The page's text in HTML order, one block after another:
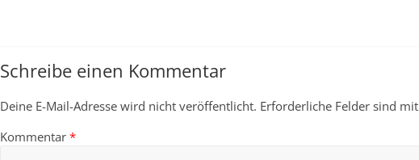
Schreibe einen Kommentar
Deine E-Mail-Adresse wird nicht veröffentlicht. Erforderliche Felder sind mit
Kommentar *